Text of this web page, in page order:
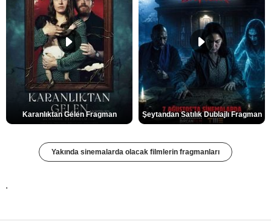
Karanlıktan Gelen Fragman Şeytandan Satılık Dublajlı Fragman
Yakında sinemalarda olacak filmlerin fragmanları
'